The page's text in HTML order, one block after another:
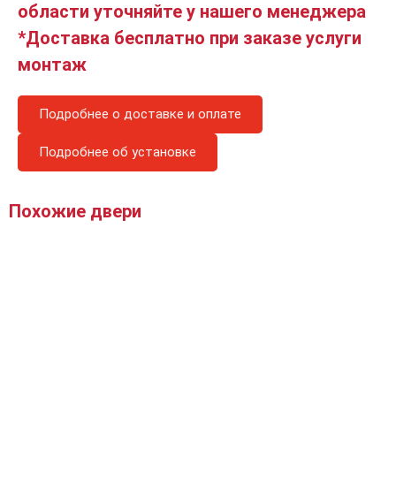
области уточняйте у нашего менеджера
*Доставка бесплатно при заказе услуги
монтаж
Подробнее о доставке и оплате
Подробнее об установке
Похожие двери